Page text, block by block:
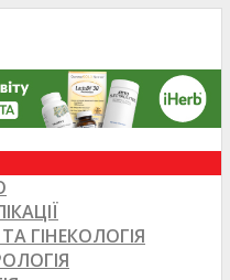
ГІНЕКОЛОГІЯ